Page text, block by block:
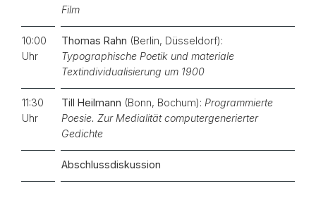
Film
10:00
Uhr
Thomas Rahn (Berlin, Düsseldorf):
Typographische Poetik und materiale
Textindividualisierung um 1900
11:30
Uhr
Till Heilmann (Bonn, Bochum): Programmierte
Poesie. Zur Medialität computergenerierter
Gedichte
Abschlussdiskussion